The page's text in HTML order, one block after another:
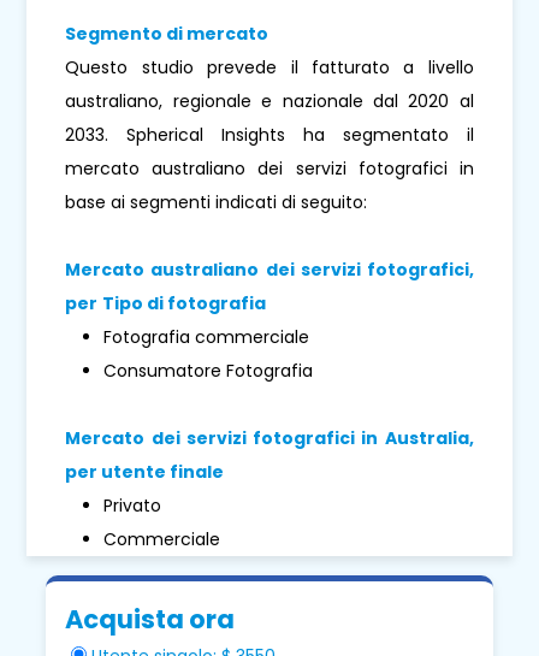
Segmento di mercato
Questo studio prevede il fatturato a livello
australiano, regionale e nazionale dal 2020 al
2033. Spherical Insights ha segmentato il
mercato australiano dei servizi fotografici in
base ai segmenti indicati di seguito:
Mercato australiano dei servizi fotografici,
per Tipo di fotografia
Fotografia commerciale
Consumatore Fotografia
Mercato dei servizi fotografici in Australia,
per utente finale
Privato
Commerciale
Acquista ora